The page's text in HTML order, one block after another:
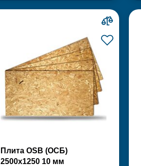
Плита OSB (ОСБ)
2500х1250 10 мм